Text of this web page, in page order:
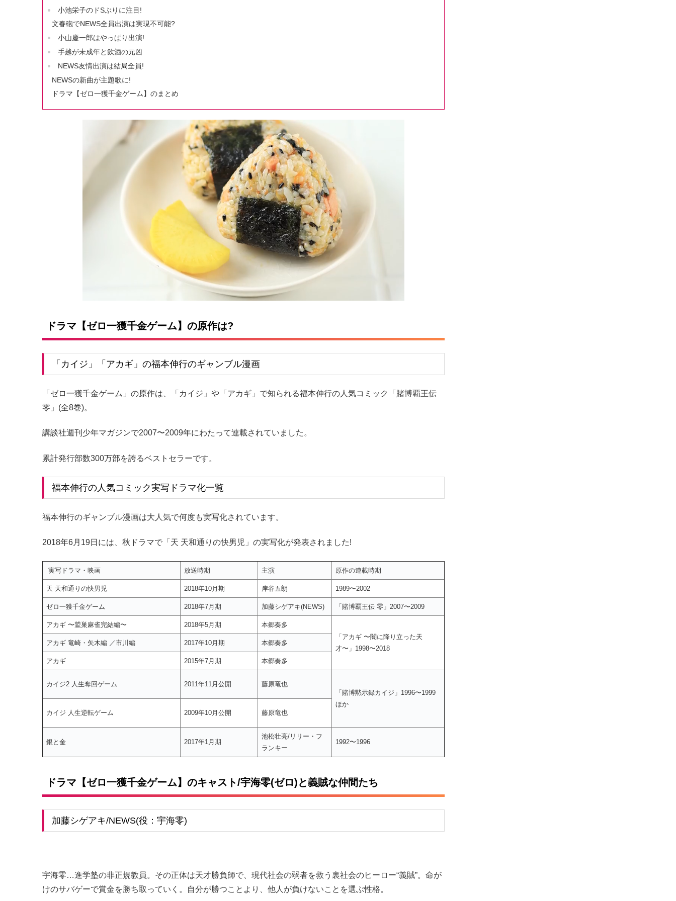
小池栄子のドSぶりに注目!
文春砲でNEWS全員出演は実現不可能?
小山慶一郎はやっぱり出演!
手越が未成年と飲酒の元凶
NEWS友情出演は結局全員!
NEWSの新曲が主題歌に!
ドラマ【ゼロ一獲千金ゲーム】のまとめ
ドラマ【ゼロ一獲千金ゲーム】の原作は?
「カイジ」「アカギ」の福本伸行のギャンブル漫画
「ゼロ一獲千金ゲーム」の原作は、「カイジ」や「アカギ」で知られる福本伸行の人気コミック「賭博覇王伝
零」(全8巻)。
講談社週刊少年マガジンで2007〜2009年にわたって連載されていました。
累計発行部数300万部を誇るベストセラーです。
福本伸行の人気コミック実写ドラマ化一覧
福本伸行のギャンブル漫画は大人気で何度も実写化されています。
2018年6月19日には、秋ドラマで「天 天和通りの快男児」の実写化が発表されました!
実写ドラマ・映画 放送時期 主演 原作の連載時期
天 天和通りの快男児 2018年10月期 岸谷五朗 1989〜2002
ゼロ一獲千金ゲーム 2018年7月期 加藤シゲアキ(NEWS) 「賭博覇王伝 零」2007〜2009
アカギ 〜鷲巣麻雀完結編〜 2018年5月期
本郷奏多
「アカギ 〜闇に降り立った天
才〜」1998〜2018
アカギ 竜崎・矢木編 ／市川編 2017年10月期 本郷奏多
アカギ 2015年7月期 本郷奏多
カイジ2 人生奪回ゲーム 2011年11月公開
藤原竜也
「賭博黙示録カイジ」1996〜1999
ほか
カイジ 人生逆転ゲーム
2009年10月公開 藤原竜也
銀と金 2017年1月期
池松壮亮/リリー・フ
ランキー
1992〜1996
ドラマ【ゼロ一獲千金ゲーム】のキャスト/宇海零(ゼロ)と義賊な仲間たち
加藤シゲアキ/NEWS(役：宇海零)
宇海零…進学塾の非正規教員。その正体は天才勝負師で、現代社会の弱者を救う裏社会のヒーロー“義賊”。命が
けのサバゲーで賞金を勝ち取っていく。自分が勝つことより、他人が負けないことを選ぶ性格。